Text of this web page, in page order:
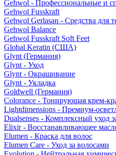
Gehwol - Профессиональные и
Gehwol Fusskraft
Gehwol Gerlasan - Средства для
Gehwol Balance
Gehwol Fusskraft Soft Feet
Global Keratin (США)
Glynt (Германия)
Glynt - Уход
Glynt - Окрашивание
Glynt - Укладка
Goldwell (Германия)
Colorance - Тонирующая крем-
Lightdimensions - Премиум-
Dualsenses - Комплексный уход
Elixir - Восстанавливающее
Elumen - Краска для волос
Elumen Care - Уход за волосами